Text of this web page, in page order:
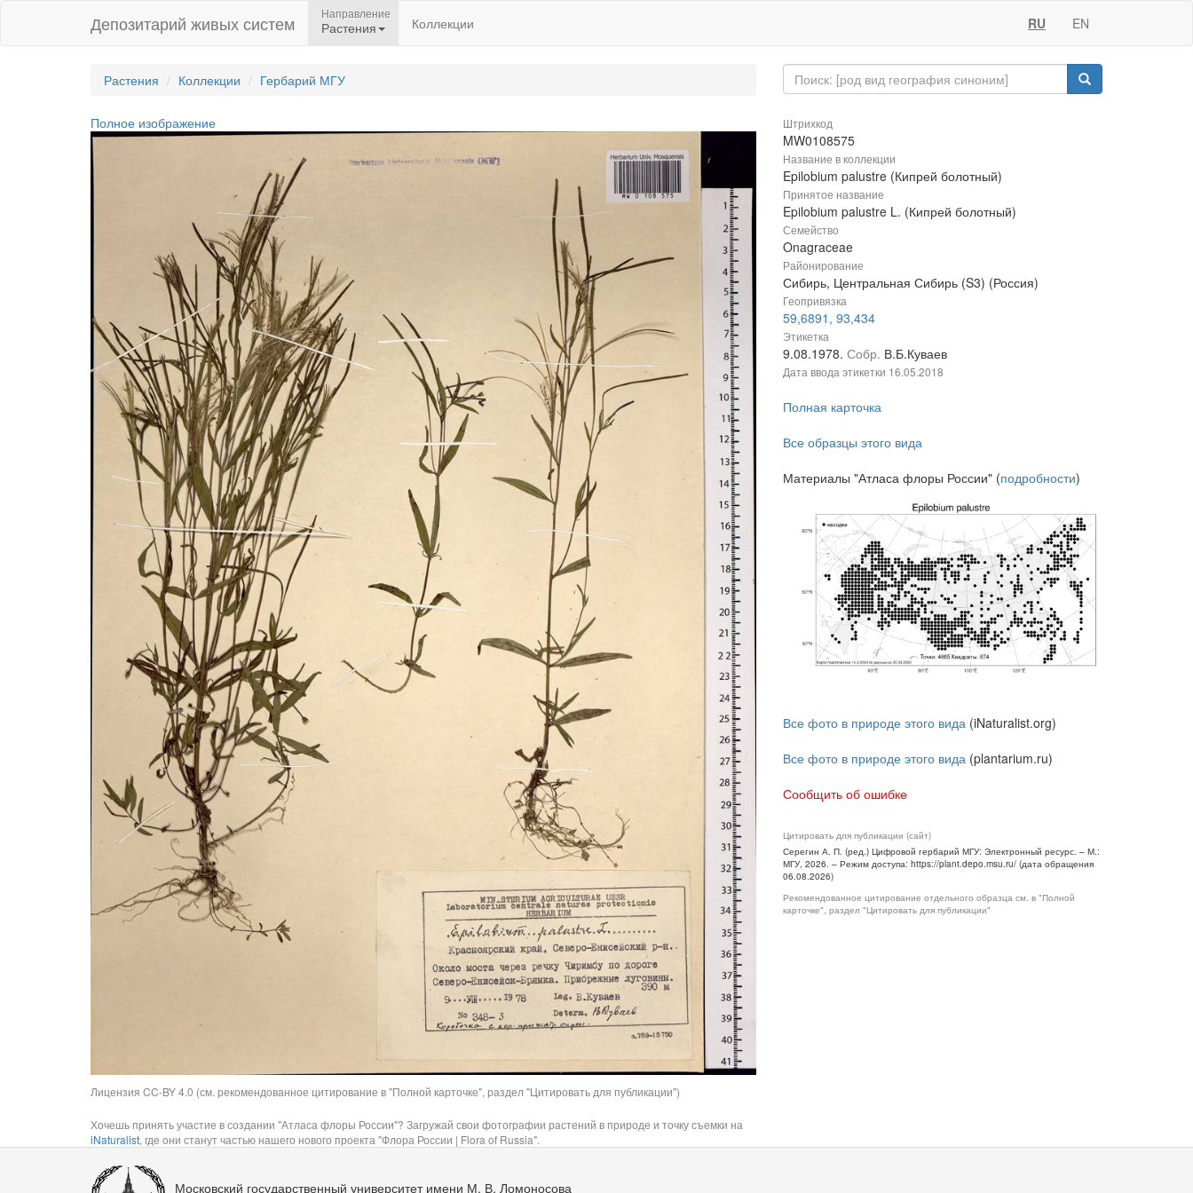
Депозитарий живых систем Направление
Растения Коллекции RU EN
Растения Коллекции Гербарий МГУ
Полное изображение
Лицензия CC-BY 4.0 (см. рекомендованное цитирование в "Полной карточке", раздел "Цитировать для публикации")
Хочешь принять участие в создании "Атласа флоры России"? Загружай свои фотографии растений в природе и точку съемки на
iNaturalist, где они станут частью нашего нового проекта "Флора России | Flora of Russia".
Штрихкод
MW0108575
Название в коллекции
Epilobium palustre (Кипрей болотный)
Принятое название
Epilobium palustre L. (Кипрей болотный)
Семейство
Onagraceae
Районирование
Сибирь, Центральная Сибирь (S3) (Россия)
Геопривязка
59,6891, 93,434
Этикетка
9.08.1978. Собр. В.Б.Куваев
Дата ввода этикетки 16.05.2018
Полная карточка
Все образцы этого вида
Материалы "Атласа флоры России" (подробности)
Все фото в природе этого вида (iNaturalist.org)
Все фото в природе этого вида (plantarium.ru)
Сообщить об ошибке
Цитировать для публикации (сайт)
Серегин А. П. (ред.) Цифровой гербарий МГУ: Электронный ресурс. – М.:
МГУ, 2026. – Режим доступа: https://plant.depo.msu.ru/ (дата обращения
06.08.2026)
Рекомендованное цитирование отдельного образца см. в "Полной
карточке", раздел "Цитировать для публикации"
Московский государственный университет имени М. В. Ломоносова